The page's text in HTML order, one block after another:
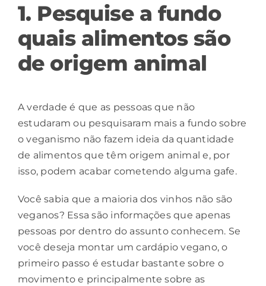
1. Pesquise a fundo
quais alimentos são
de origem animal
A verdade é que as pessoas que não
estudaram ou pesquisaram mais a fundo sobre
o veganismo não fazem ideia da quantidade
de alimentos que têm origem animal e, por
isso, podem acabar cometendo alguma gafe.
Você sabia que a maioria dos vinhos não são
veganos? Essa são informações que apenas
pessoas por dentro do assunto conhecem. Se
você deseja montar um cardápio vegano, o
primeiro passo é estudar bastante sobre o
movimento e principalmente sobre as